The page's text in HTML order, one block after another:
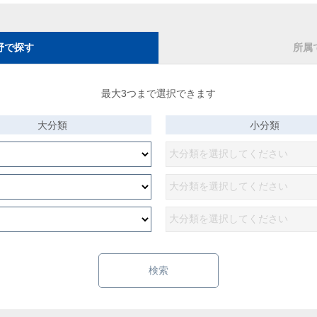
で探す 所属
最大3つまで選択できます
大分類 小分類
検索